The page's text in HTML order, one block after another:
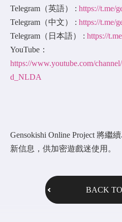
Telegram（英語） : https://t.me/
Telegram（中文） : https://t.me/
Telegram（日本語） : https://
YouTube：
https://www.youtube.com/
d_NLDA
Gensokishi Online Project 將繼
新信息，供加密遊戲迷使用。
BACK